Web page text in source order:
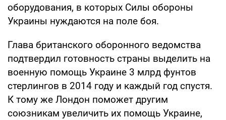
оборудования, в которых Силы обороны
Украины нуждаются на поле боя.
Глава британского оборонного ведомства
подтвердил готовность страны выделить на
военную помощь Украине 3 млрд фунтов
стерлингов в 2014 году и каждый год спустя.
К тому же Лондон поможет другим
союзникам увеличить их помощь Украине,